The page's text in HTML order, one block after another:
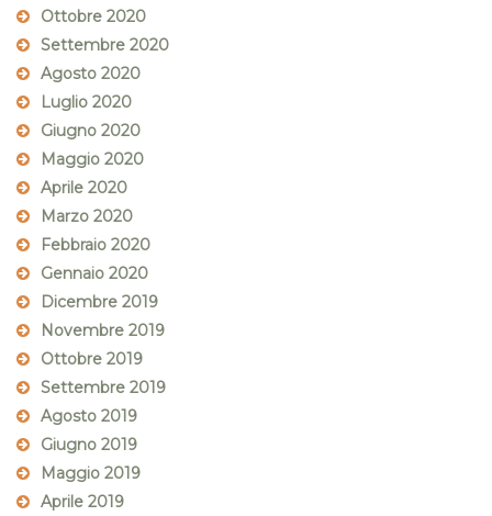
Ottobre 2020
Settembre 2020
Agosto 2020
Luglio 2020
Giugno 2020
Maggio 2020
Aprile 2020
Marzo 2020
Febbraio 2020
Gennaio 2020
Dicembre 2019
Novembre 2019
Ottobre 2019
Settembre 2019
Agosto 2019
Giugno 2019
Maggio 2019
Aprile 2019